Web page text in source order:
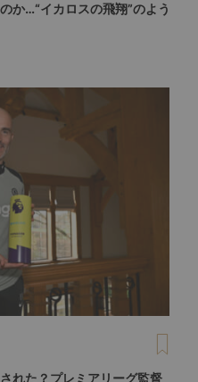
か…“イカロスの飛翔”のよう
れた？プレミアリーグ監督